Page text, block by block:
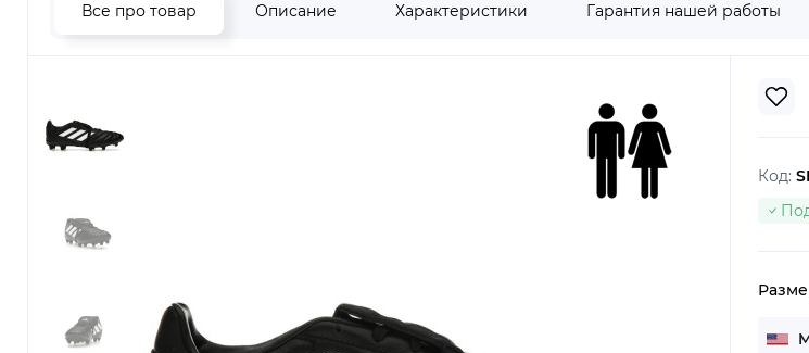
Все про товар Описание Характеристики Гарантия нашей работы
Код: